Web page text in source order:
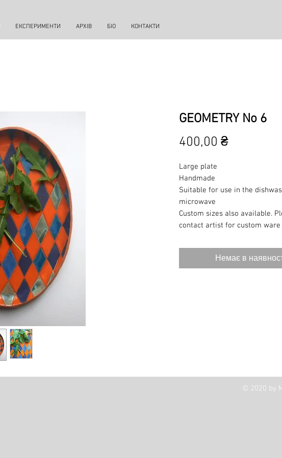
ЕКСПЕРИМЕНТИ АРХІВ БІО КОНТАКТИ
GEOMETRY No 6
400,00 ₴Ціна
Large plate
Handmade
Suitable for use in the
microwave
Custom sizes also available.
contact artist for custom
Немає в
© 2020 by